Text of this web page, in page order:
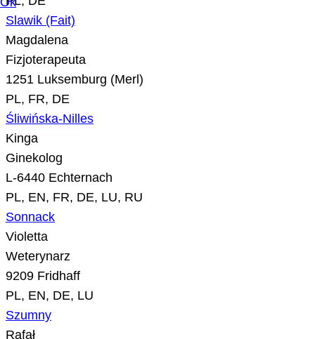
Slawik (Fait)
Magdalena
Fizjoterapeuta
1251 Luksemburg (Merl)
PL, FR, DE
Śliwińska-Nilles
Kinga
Ginekolog
L-6440 Echternach
PL, EN, FR, DE, LU, RU
Sonnack
Violetta
Weterynarz
9209 Fridhaff
PL, EN, DE, LU
Szumny
Rafał